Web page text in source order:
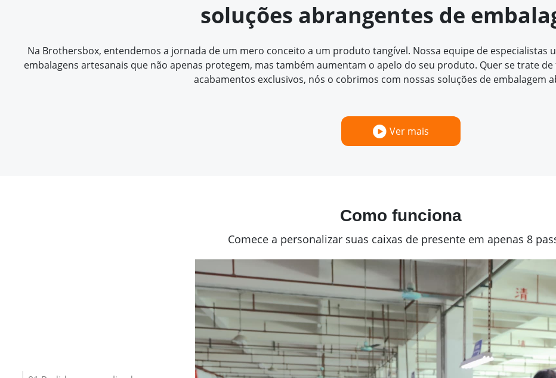
soluções abrangentes de
Na Brothersbox, entendemos a jornada de um mero conceito a um produto tangível. Nossa equipe de especialistas
embalagens artesanais que não apenas protegem, mas também aumentam o apelo do seu produto. Quer se trate
acabamentos exclusivos, nós o cobrimos com nossas soluções de embalagem
Ver mais
Como funciona
Comece a personalizar suas caixas de presente em apenas 8